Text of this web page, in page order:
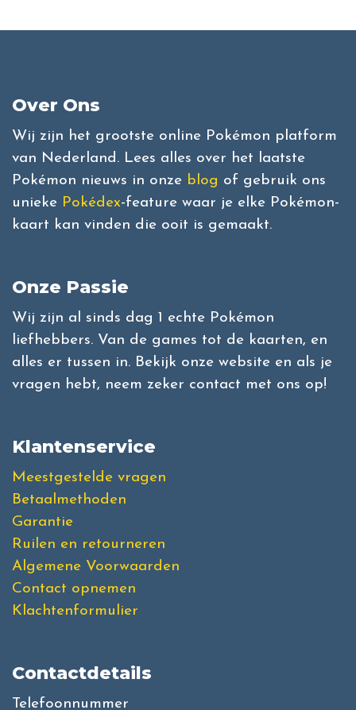
Over Ons
Wij zijn het grootste online Pokémon platform
van Nederland. Lees alles over het laatste
Pokémon nieuws in onze blog of gebruik ons
unieke Pokédex-feature waar je elke Pokémon-
kaart kan vinden die ooit is gemaakt.
Onze Passie
Wij zijn al sinds dag 1 echte Pokémon
liefhebbers. Van de games tot de kaarten, en
alles er tussen in. Bekijk onze website en als je
vragen hebt, neem zeker contact met ons op!
Klantenservice
Meestgestelde vragen
Betaalmethoden
Garantie
Ruilen en retourneren
Algemene Voorwaarden
Contact opnemen
Klachtenformulier
Contactdetails
Telefoonnummer